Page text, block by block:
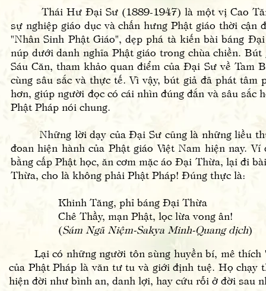
Thái Hư Đại Sư (1889-1947) là một vị Cao
sự nghiệp giáo dục và chấn hưng Phật giáo thời cận
"Nhân Sinh Phật Giáo", dẹp phá tà kiến bài báng
núp dưới danh nghĩa Phật giáo trong chùa chiền.
Sáu Căn, tham khảo quan điểm của Đại Sư về Tam
cùng sâu sắc và thực tế. Vì vậy, bút giả đã phát tâm
hơn, giúp người đọc có cái nhìn đúng đắn và sâu sắc
Phật Pháp nói chung.
Những lời dạy của Đại Sư cũng là những liều
đoan hiện hành của Phật giáo Việt Nam hiện nay.
bằng cấp Phật học, ăn cơm mặc áo Đại Thừa, lại đi
Thừa, cho là không phải Phật Pháp! Đúng thực là:
Khinh Tăng, phỉ báng Đại Thừa
Chê Thầy, mạn Phật, lọc lừa vong ân!
(Sám Ngã Niệm-Sakya Minh-Quang dịch)
Lại có những người tôn sùng huyền bí, mê thích
của Phật Pháp là văn tư tu và giới định tuệ. Họ chạy
hiện đời như bình an, danh lợi, hay cứu rỗi ở đời sau